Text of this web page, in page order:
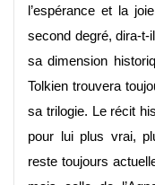
l’espérance et la
second degré, dira-t-
sa dimension
Tolkien trouvera
sa trilogie. Le récit
pour lui plus vrai,
reste toujours